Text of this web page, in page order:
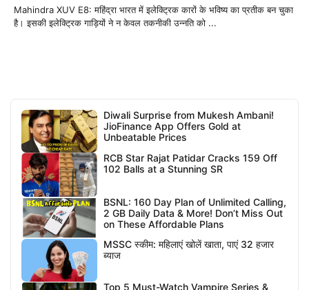
Mahindra XUV E8: महिंद्रा भारत में इलेक्ट्रिक कारों के भविष्य का प्रतीक बन चुका
है। इसकी इलेक्ट्रिक गाड़ियों ने न केवल तकनीकी उन्नति को ...
Diwali Surprise from Mukesh Ambani!
JioFinance App Offers Gold at
Unbeatable Prices
RCB Star Rajat Patidar Cracks 159 Off
102 Balls at a Stunning SR
BSNL: 160 Day Plan of Unlimited Calling,
2 GB Daily Data & More! Don’t Miss Out
on These Affordable Plans
MSSC स्कीम: महिलाएं खोलें खाता, पाएं 32 हजार
ब्याज
Top 5 Must-Watch Vampire Series &